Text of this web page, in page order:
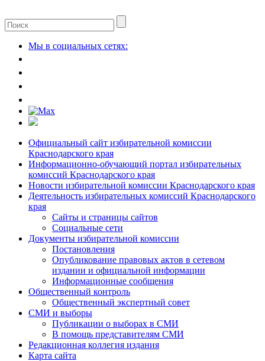
Мы в социальных сетях:
Официальный сайт избирательной комиссии
Краснодарского края
Информационно-обучающий портал избирательных
комиссий Краснодарского края
Новости избирательной комиссии Краснодарского края
Деятельность избирательных комиссий Краснодарского
края
Сайты и страницы сайтов
Социальные сети
Документы избирательной комиссии
Постановления
Опубликование правовых актов в сетевом
издании и официальной информации
Информационные сообщения
Общественный контроль
Общественный экспертный совет
СМИ и выборы
Публикации о выборах в СМИ
В помощь представителям СМИ
Редакционная коллегия издания
Карта сайта